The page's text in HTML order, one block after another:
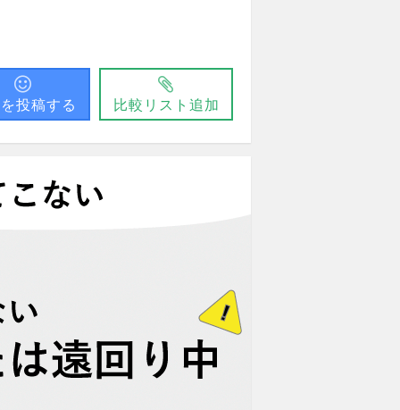
投稿する 比較リスト追加